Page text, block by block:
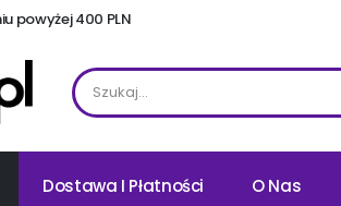
powyżej 400 PLN
Dostawa I Płatności O Nas